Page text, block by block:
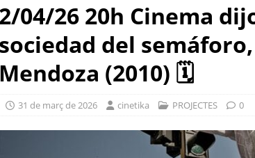
2/04/26 20h Cinema
sociedad del
Mendoza (2010) 🗓
31 de març de 2026 cinetika PROJECTES 0